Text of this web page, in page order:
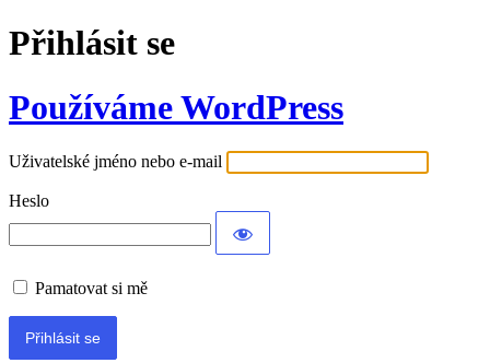
Přihlásit se
Používáme WordPress
Uživatelské jméno nebo e-mail
Heslo
Pamatovat si mě